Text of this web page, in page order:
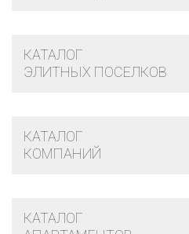
КАТАЛОГ
ЭЛИТНЫХ ПОСЕЛКОВ
КАТАЛОГ
КОМПАНИЙ
КАТАЛОГ